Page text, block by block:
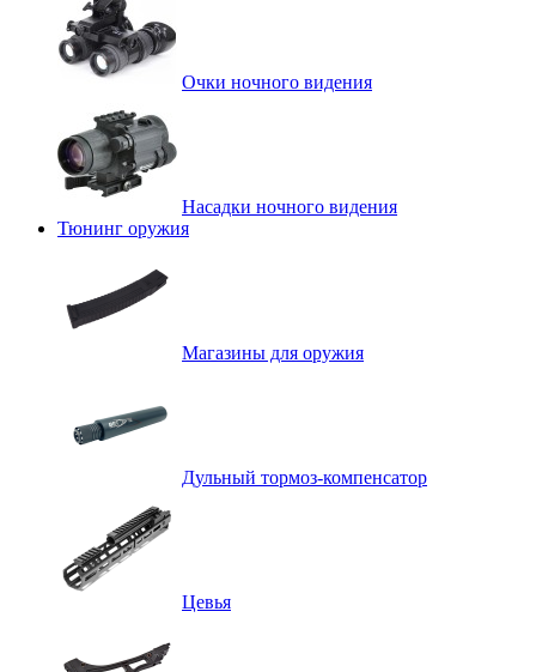
Очки ночного видения
Насадки ночного видения
Тюнинг оружия
Магазины для оружия
Дульный тормоз-компенсатор
Цевья